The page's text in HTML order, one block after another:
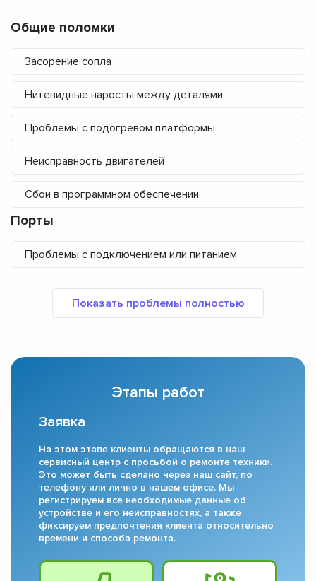
Общие поломки
Засорение сопла
Нитевидные наросты между деталями
Проблемы с подогревом платформы
Неисправность двигателей
Сбои в программном обеспечении
Порты
Проблемы с подключением или питанием
Этапы работ
Заявка
На этом этапе клиенты обращаются в наш
сервисный центр с просьбой о ремонте техники.
Это может быть сделано через наш сайт, по
телефону или лично в нашем офисе. Мы
регистрируем все необходимые данные об
устройстве и его неисправностях, а также
фиксируем предпочтения клиента относительно
времени и способа ремонта.